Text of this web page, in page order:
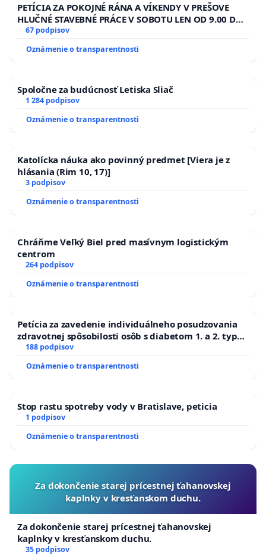
PETÍCIA ZA POKOJNÉ RÁNA A VÍKENDY V PREŠOVE
HLUČNÉ STAVEBNÉ PRÁCE V SOBOTU LEN OD 9.00 DO
13.00 HOD., CEZ PRACOVNÝ TÝŽDEŇ CIEĽ 8.00 – 18.00
ĎUMBIERSKEJ/MAGU
67 podpisov
Oznámenie o transparentnosti
Spoločne za budúcnosť Letiska Sliač
1 284 podpisov
Oznámenie o transparentnosti
Katolícka náuka ako povinný predmet [Viera je z
hlásania (Rim 10, 17)]
3 podpisov
Oznámenie o transparentnosti
Chráňme Veľký Biel pred masívnym logistickým
centrom
264 podpisov
Oznámenie o transparentnosti
Petícia za zavedenie individuálneho posudzovania
zdravotnej spôsobilosti osôb s diabetom 1. a 2. typu
pri prijímaní do Policajného zboru SR
188 podpisov
Oznámenie o transparentnosti
Stop rastu spotreby vody v Bratislave, peticia
1 podpisov
Oznámenie o transparentnosti
Za dokončenie starej prícestnej ťahanovskej
kaplnky v kresťanskom duchu.
Za dokončenie starej prícestnej ťahanovskej
kaplnky v kresťanskom duchu.
35 podpisov